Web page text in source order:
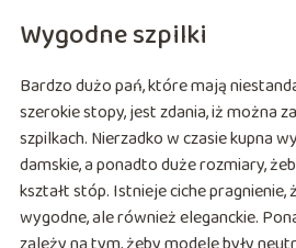
Wygodne szpilki
Bardzo dużo pań, które mają
szerokie stopy, jest zdania, iż można
szpilkach. Nierzadko w czasie kupna
damskie, a ponadto duże rozmiary,
kształt stóp. Istnieje ciche pragnienie,
wygodne, ale również eleganckie.